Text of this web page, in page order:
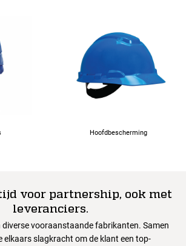
Hoofdbescherming
voor partnership, ook met
leveranciers.
diverse vooraanstaande fabrikanten. Samen
elkaars slagkracht om de klant een top-